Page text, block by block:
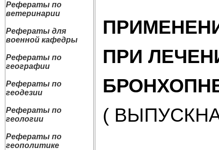
Рефераты по
ветеринарии
Рефераты для
военной кафедры
Рефераты по
географии
Рефераты по
геодезии
Рефераты по
геологии
Рефераты по
геополитике
ПРИ
(